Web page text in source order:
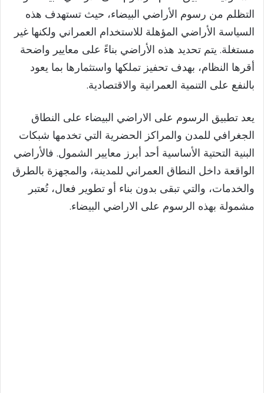
o
التظلم من رسوم الأراضي البيضاء، حيث تستهدف هذه
السياسة الأراضي المؤهلة للاستخدام العمراني ولكنها غير
مستغلة. يتم تحديد هذه الأراضي بناءً على معايير واضحة
أقرها النظام، بهدف تحفيز تملكها واستثمارها بما يعود
بالنفع على التنمية العمرانية والاقتصادية.
يعد تطبيق الرسوم على الاراضي البيضاء على النطاق
الجغرافي للمدن والمراكز الحضرية التي تخدمها شبكات
البنية التحتية الأساسية أحد أبرز معايير الشمول. فالأراضي
الواقعة داخل النطاق العمراني للمدينة، والمجهزة بالطرق
والخدمات، والتي تبقى بدون بناء أو تطوير فعال، تُعتبر
مشمولة بهذه الرسوم على الاراضي البيضاء.